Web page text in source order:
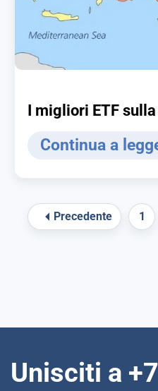
I migliori ETF
Continua a
Precedente 1
Unisciti a